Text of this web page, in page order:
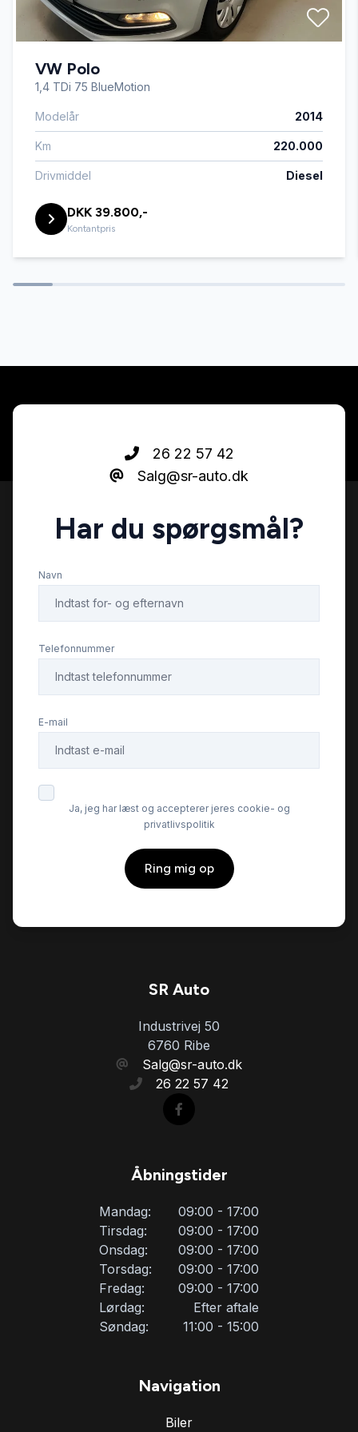
el-soltag
el-spejle
ESP
fartpilot
fjernbetjent centrallås
kørecomputer
LED kørelys
multifunktionsrat
musikstreaming via Bluetooth
mørktonede ruder bag
VW Polo
1,4 TDi 75 BlueMotion
Modelår 2014
Km 220.000
Drivmiddel Diesel
DKK 39.800,-
Kontantpris
26 22 57 42
Salg@sr-auto.dk
Har du spørgsmål?
Navn
Telefonnummer
E-mail
Ja, jeg har læst og accepterer jeres cookie- og
privatlivspolitik
Ring mig op
SR Auto
Industrivej 50
6760 Ribe
Salg@sr-auto.dk
26 22 57 42
Åbningstider
Mandag:
09:00 - 17:00
Tirsdag:
09:00 - 17:00
Onsdag:
09:00 - 17:00
Torsdag:
09:00 - 17:00
Fredag:
09:00 - 17:00
Lørdag:
Efter aftale
Søndag:
11:00 - 15:00
Navigation
Biler